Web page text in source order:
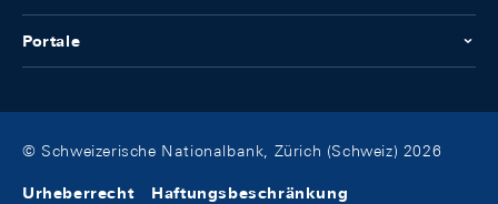
Portale
© Schweizerische Nationalbank, Zürich (Schweiz) 2026
Urheberrecht Haftungsbeschränkung